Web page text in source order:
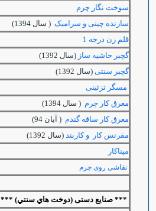
سوخت نگار چرم
سازنده چینی و سرامیک ( سال 1394)
قلم زن درجه 1
گچبر حاشیه ساز (سال 1392)
گچبر سنتی (سال 1392)
مسگر تزئینی
معرق کار چرم ( سال 1394)
معرق کار ساقه گندم ( آبان 94)
مقرنس کار و کاربند (سال 1392)
میناکار
نقاشی روی چرم
*** صنایع دستی (دوخت هاي سنتي) ***